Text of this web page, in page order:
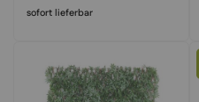
sofort lieferbar